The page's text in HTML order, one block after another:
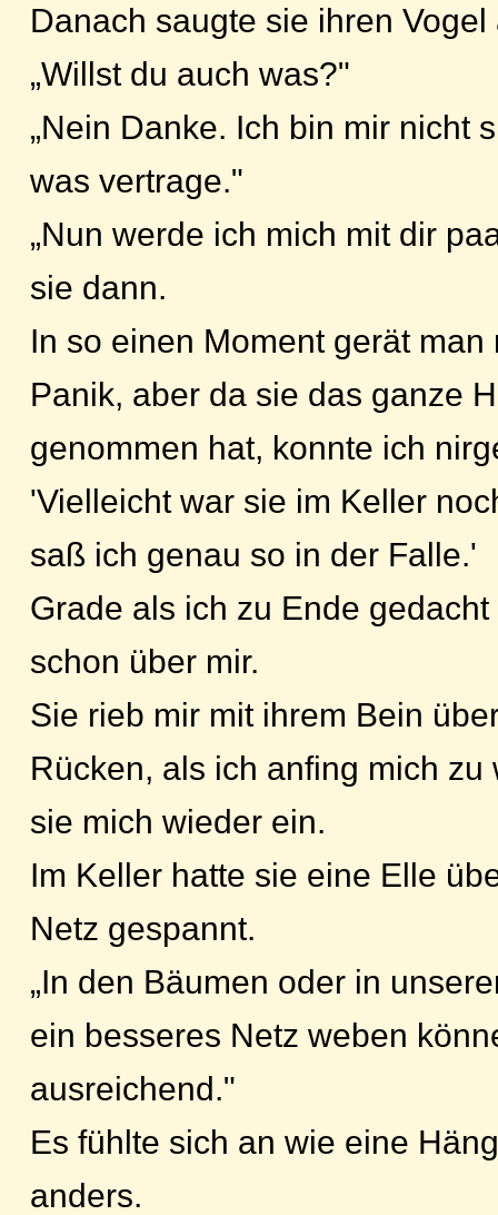
Danach saugte sie ihren
„Willst du auch was?"
„Nein Danke. Ich bin mir nicht
was vertrage."
„Nun werde ich mich mit dir
sie dann.
In so einen Moment gerät
Panik, aber da sie das ganze
genommen hat, konnte ich
'Vielleicht war sie im Keller
saß ich genau so in der Falle.'
Grade als ich zu Ende
schon über mir.
Sie rieb mir mit ihrem Bein
Rücken, als ich anfing mich zu
sie mich wieder ein.
Im Keller hatte sie eine Elle
Netz gespannt.
„In den Bäumen oder in
ein besseres Netz weben
ausreichend."
Es fühlte sich an wie eine
anders.